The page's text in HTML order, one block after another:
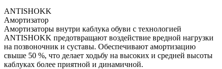
ANTISHOKK
Амортизатор
Амортизаторы внутри каблука обуви с технологией
ANTISHOKK предотвращают воздействие вредной нагрузки
на позвоночник и суставы. Обеспечивают амортизацию
свыше 50 %, что делает ходьбу на высоких и средней высоты
каблуках более приятной и динамичной.